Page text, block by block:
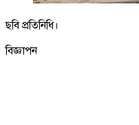
ছবি প্রতিনিধি।
বিজ্ঞাপন